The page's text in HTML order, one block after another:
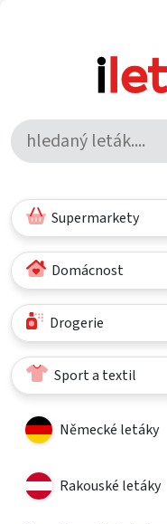
Supermarkety
Domácnost
Drogerie
Sport a textil
Německé letáky
Rakouské letáky